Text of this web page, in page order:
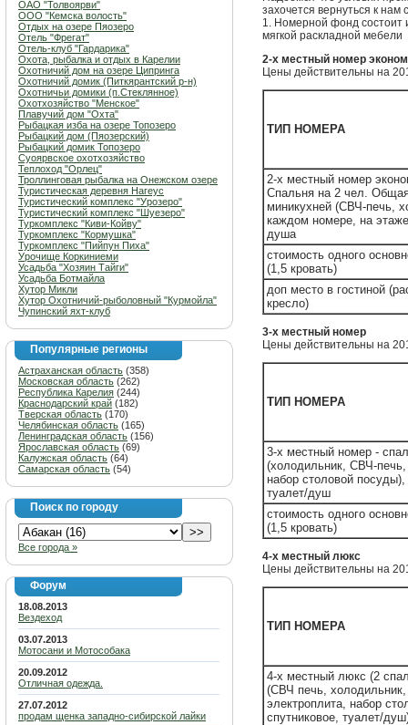
ОАО "Толвоярви"
ООО "Кемска волость"
Отдых на озере Пяозеро
Отель "Фрегат"
Отель-клуб "Гардарика"
Охота, рыбалка и отдых в Карелии
Охотничий дом на озере Ципринга
Охотничий домик (Питкярантский р-н)
Охотничьи домики (п.Стеклянное)
Охотхозяйство "Менское"
Плавучий дом "Охта"
Рыбацкая изба на озере Топозеро
Рыбацкий дом (Пяозерский)
Рыбацкий домик Топозеро
Суоярвское охотхозяйство
Теплоход "Орлец"
Троллинговая рыбалка на Онежском озере
Туристическая деревня Нагеус
Туристический комплекс "Урозеро"
Туристический комплекс "Шуезеро"
Туркомплекс "Киви-Койву"
Туркомплекс "Кормушка"
Туркомплекс "Пийпун Пиха"
Урочище Коркиниеми
Усадьба "Хозяин Тайги"
Усадьба Ботмайла
Хутор Микли
Хутор Охотничий-рыболовный "Курмойла"
Чупинский яхт-клуб
Популярные регионы
Астраханская область (358)
Московская область (262)
Республика Карелия (244)
Краснодарский край (182)
Тверская область (170)
Челябинская область (165)
Ленинградская область (156)
Ярославская область (69)
Калужская область (64)
Самарская область (54)
Поиск по городу
Все города »
Форум
18.08.2013
Вездеход
03.07.2013
Мотосани и Мотособака
20.09.2012
Отличная одежда.
27.07.2012
продам щенка западно-сибирской лайки
захочется вернуться к нам
1. Номерной фонд состоит
мягкой раскладной мебели
2-х местный номер
Цены действительны на
ТИП НОМЕРА
2-х местный номер
Спальня на 2 чел.
миникухней (СВЧ-печь,
каждом номере, на
душа
стоимость одного
(1,5 кровать)
доп место в гостиной
кресло)
3-х местный номер
Цены действительны на
ТИП НОМЕРА
3-х местный номер -
(холодильник, СВЧ-
набор столовой посуды),
туалет/душ
стоимость одного
(1,5 кровать)
4-х местный люкс
Цены действительны на
ТИП НОМЕРА
4-х местный люкс (2
(СВЧ печь,
электроплита, набор
спутниковое, туалет/